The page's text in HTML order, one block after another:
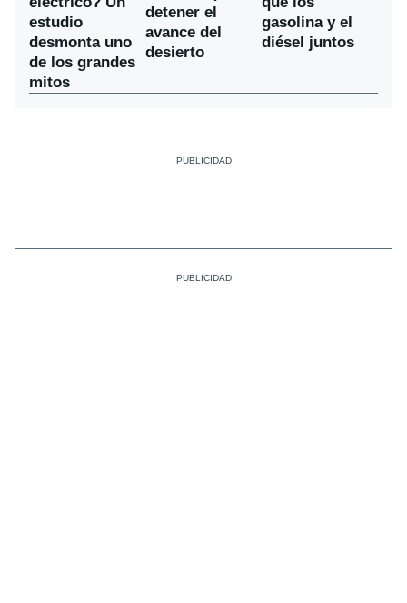
estudio
desmonta uno
de los grandes
mitos
detener el
avance del
desierto
gasolina y el
diésel juntos